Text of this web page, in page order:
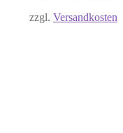
zzgl. Versandkosten